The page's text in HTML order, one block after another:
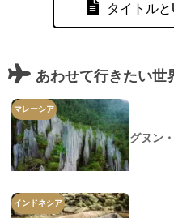
タイトル
あわせて行きたい世
マレーシア
グヌン
インドネシア